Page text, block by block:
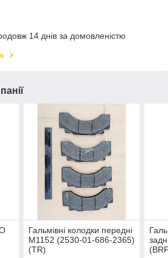
14 днів за домовленістю
Гальмівні колодки передні
М1152 (2530-01-686-2365)
(TR)